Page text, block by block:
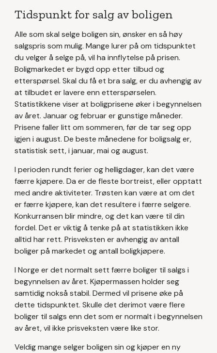
Tidspunkt for salg av boligen
Alle som skal selge boligen sin, ønsker en så høy
salgspris som mulig. Mange lurer på om tidspunktet
du velger å selge på, vil ha innflytelse på prisen.
Boligmarkedet er bygd opp etter tilbud og
etterspørsel. Skal du få et bra salg, er du avhengig av
at tilbudet er lavere enn etterspørselen.
Statistikkene viser at boligprisene øker i begynnelsen
av året. Januar og februar er gunstige måneder.
Prisene faller litt om sommeren, før de tar seg opp
igjen i august. De beste månedene for boligsalg er,
statistisk sett, i januar, mai og august.
I perioden rundt ferier og helligdager, kan det være
færre kjøpere. Da er de fleste bortreist, eller opptatt
med andre aktiviteter. Trøsten kan være at om det
er færre kjøpere, kan det resultere i færre selgere.
Konkurransen blir mindre, og det kan være til din
fordel. Det er viktig å tenke på at statistikken ikke
alltid har rett. Prisveksten er avhengig av antall
boliger på markedet og antall boligkjøpere.
I Norge er det normalt sett færre boliger til salgs i
begynnelsen av året. Kjøpermassen holder seg
samtidig nokså stabil. Dermed vil prisene øke på
dette tidspunktet. Skulle det derimot være flere
boliger til salgs enn det som er normalt i begynnelsen
av året, vil ikke prisveksten være like stor.
Veldig mange selger boligen sin og kjøper en ny